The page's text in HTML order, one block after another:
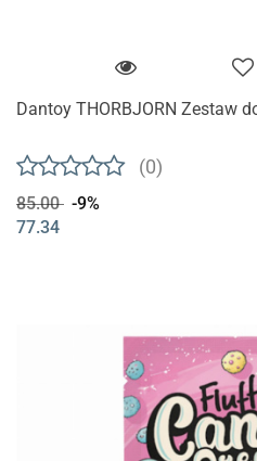
Dantoy THORBJORN Zestaw
(0)
85.00 -9%
77.34